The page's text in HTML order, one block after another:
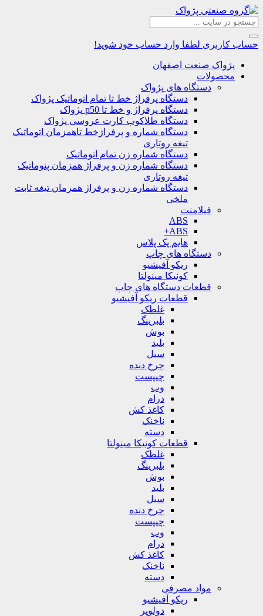
حساب کاربری لطفا وارد حساب خود شوید!
پژواک صنعت اصفهان
محصولات
دستگاه های پژواک
دستگاه پرفراژ خط تا تمام اتوماتیک پژواک
دستگاه پرفراژ و خط تا p50 پژواک
دستگاه طلاکوب کارت عروسی پژواک
دستگاه شماره و پرفراژخط تاهمزمان اتوماتیک
تیغه روتاری
دستگاه شماره زن تمام اتوماتیک
دستگاه شماره زن و پرفراژ همزمان پنوماتیک
تیغه روتاری
دستگاه شماره زن و پرفراژ همزمان تیغه ثابت
ملخی
فیلامنت
ABS
ABS+
هایم پک پلاس
دستگاه های چاپ
ریکو آفیشیو
کونیکا مینولتا
قطعات دستگاه های چاپ
قطعات ریکو آفیشیو
غلطک
بلبرینگ
بوش
بلید
سیل
چرخ دنده
چیپست
وب
درام
کاغذ کش
ناخنک
دسته
قطعات کونیکا مینولتا
غلطک
بلبرینگ
بوش
بلید
سیل
چرخ دنده
چیپست
وب
درام
کاغذ کش
ناخنک
دسته
مواد مصرفی
ریکو آفیشیو
دولوپر